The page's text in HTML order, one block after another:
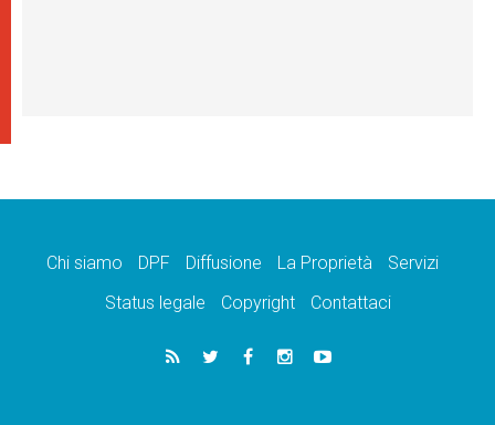
Chi siamo DPF Diffusione La Proprietà
Servizi
Status legale
Copyright Contattaci